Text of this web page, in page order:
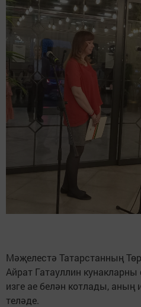
Мәҗелестә Татарстанның
Айрат Гатауллин
изге ае белән котлады, аның
теләде.